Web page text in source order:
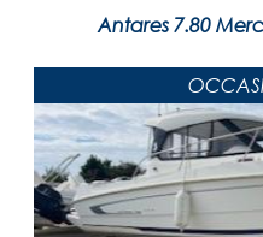
Antares 7.80